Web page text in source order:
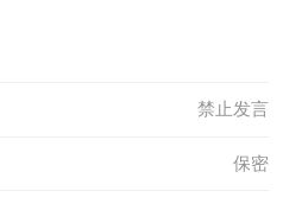
禁止发言
保密